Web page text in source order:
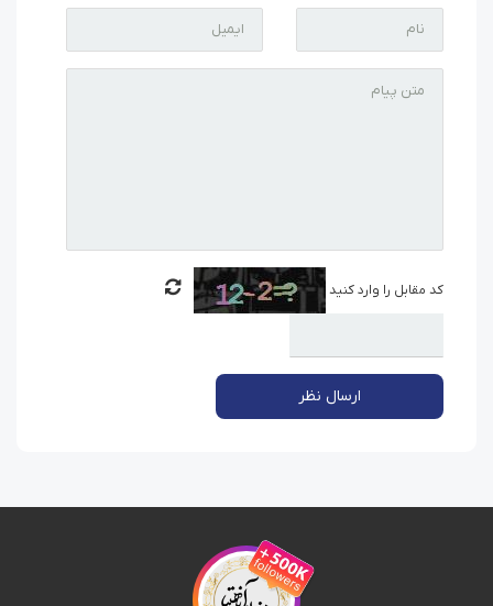
کد مقابل را وارد کنید
ارسال نظر